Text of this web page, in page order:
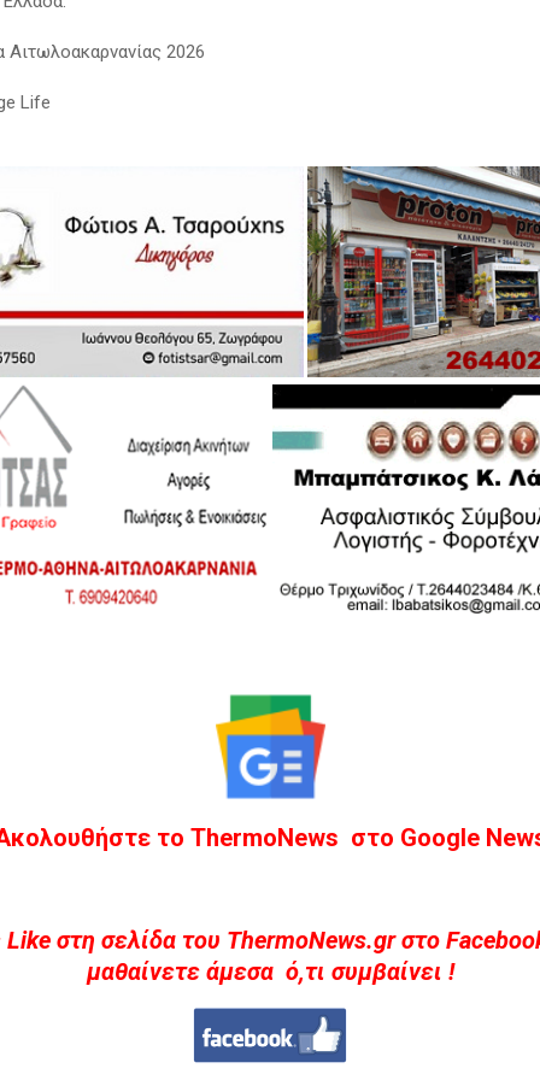
2026
Life
το ThermoNews στο Google
Like στη σελίδα του ThermoNews.gr στο
μαθαίνετε άμεσα ό,τι συμβαίνει !